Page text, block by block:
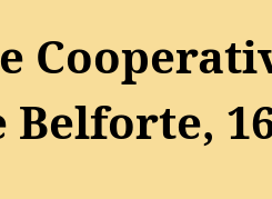
Belforte,